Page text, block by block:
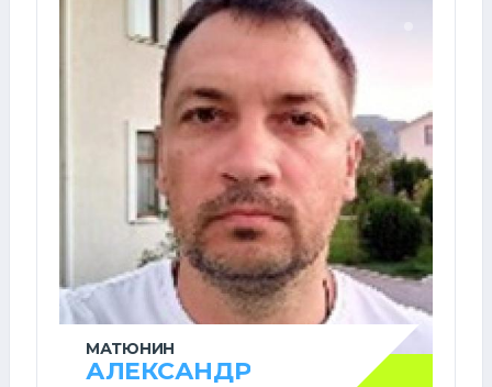
МАТЮНИН
АЛЕКСАНДР